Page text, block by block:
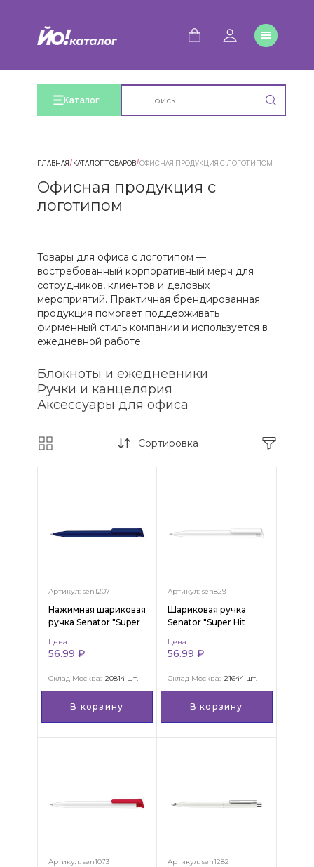
Каталог
ГЛАВНАЯ/КАТАЛОГ ТОВАРОВ/ОФИСНАЯ ПРОДУКЦИЯ С ЛОГОТИПОМ
Офисная продукция с
логотипом
Товары для офиса с логотипом —
востребованный корпоративный мерч для
сотрудников, клиентов и деловых
мероприятий. Практичная брендированная
продукция помогает поддерживать
фирменный стиль компании и используется в
ежедневной работе.
Блокноты и ежедневники
Ручки и канцелярия
Аксессуары для офиса
Сортировка
Артикул: sen1207
Нажимная шариковая
ручка Senator "Super
Цена:
56.99 ₽
Склад Москва: 20814 шт.
В корзину
Артикул: sen829
Шариковая ручка
Senator "Super Hit
Цена:
56.99 ₽
Склад Москва: 21644 шт.
В корзину
Артикул: sen1073 Артикул: sen1282